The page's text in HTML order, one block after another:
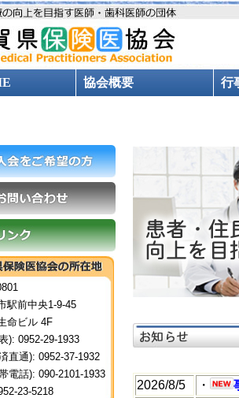
協会概要 行
駅前中央1-9-45
命ビル 4F
): 0952-29-1933
直通): 0952-37-1932
電話): 090-2101-1933
23-5218
2026/8/5 ・